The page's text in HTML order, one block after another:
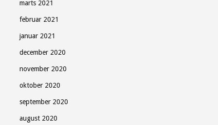
marts 2021
februar 2021
januar 2021
december 2020
november 2020
oktober 2020
september 2020
august 2020